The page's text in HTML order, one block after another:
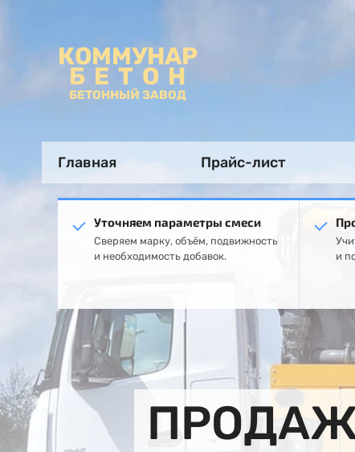
КОММУНАР
БЕТОН
БЕТОННЫЙ ЗАВОД
Главная Прайс-лист
Уточняем параметры смеси
Сверяем марку, объём, подвижность
и необходимость добавок.
и